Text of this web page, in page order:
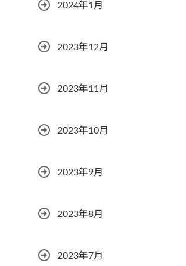
2024年1月
2023年12月
2023年11月
2023年10月
2023年9月
2023年8月
2023年7月